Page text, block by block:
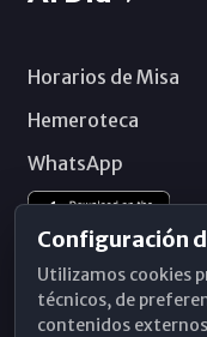
Horarios de Misa
Hemeroteca
WhatsApp
Configuración
Utilizamos cookies
técnicos, de
contenidos